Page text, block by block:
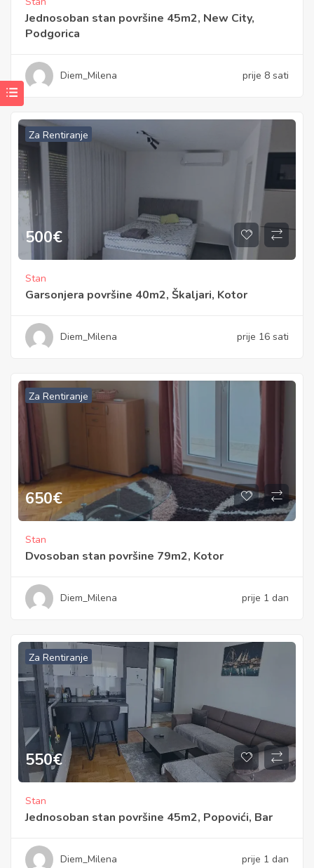
Jednosoban stan površine 45m2, New City,
Podgorica
Diem_Milena prije 8 sati
Za Rentiranje
500€
Stan
Garsonjera površine 40m2, Škaljari, Kotor
Diem_Milena prije 16 sati
Za Rentiranje
650€
Stan
Dvosoban stan površine 79m2, Kotor
Diem_Milena prije 1 dan
Za Rentiranje
550€
Stan
Jednosoban stan površine 45m2, Popovići, Bar
Diem_Milena prije 1 dan